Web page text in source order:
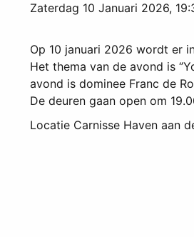
Zaterdag 10 Januari 2026,
Op 10 januari 2026 wordt er
Het thema van de avond is
avond is dominee Franc de
De deuren gaan open om
Locatie Carnisse Haven aan